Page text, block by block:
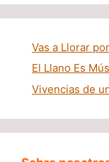
Vas a Llorar
El Llano Es
Vivencias de